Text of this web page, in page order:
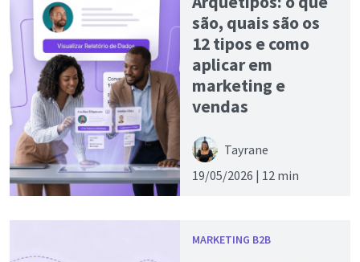
são, quais são os
12 tipos e como
aplicar em
marketing e
vendas
Tayrane
19/05/2026 | 12 min
MARKETING B2B